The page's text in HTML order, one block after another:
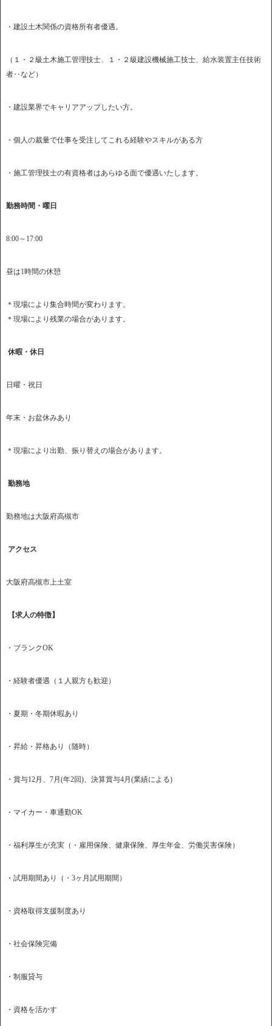
・建設土木関係の資格所有者優遇。
（１・２級土木施工管理技士、１・２級建設機械施工技士、給水装置主任技術
者‥など）
・建設業界でキャリアアップしたい方。
・個人の裁量で仕事を受注してこれる経験やスキルがある方
・施工管理技士の有資格者はあらゆる面で優遇いたします。
勤務時間・曜日
8:00～17:00
昼は1時間の休憩
＊現場により集合時間が変わります。
＊現場により残業の場合があります。
休暇・休日
日曜・祝日
年末・お盆休みあり
＊現場により出勤、振り替えの場合があります。
勤務地
勤務地は大阪府高槻市
アクセス
大阪府高槻市上土室
【求人の特徴】
・ブランクOK
・経験者優遇（１人親方も歓迎）
・夏期・冬期休暇あり
・昇給・昇格あり（随時）
・賞与12月、7月(年2回)、決算賞与4月(業績による)
・マイカー・車通勤OK
・福利厚生が充実（・雇用保険、健康保険、厚生年金、労働災害保険）
・試用期間あり（・3ヶ月試用期間）
・資格取得支援制度あり
・社会保険完備
・制服貸与
・資格を活かす